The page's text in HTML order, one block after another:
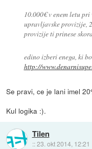
10.000€ v enem letu
upravljavske provizije,
provizije ti prinese
edino izberi enega, ki
http://
Se pravi, ce je lani imel
Kul logika :).
Tilen
::23. okt 2014, 12:21